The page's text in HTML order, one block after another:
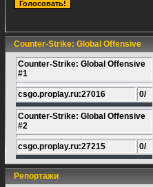
Counter-Strike: Global Offensive
Counter-Strike: Global Offensive
#1
csgo.proplay.ru:27016 0/
Counter-Strike: Global Offensive
#2
csgo.proplay.ru:27215 0/
Репортажи